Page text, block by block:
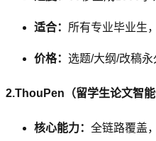
适合： 所有专业毕业生
价格： 选题/大纲/改稿
2.ThouPen（留学生论文智能
核心能力： 全链路覆盖